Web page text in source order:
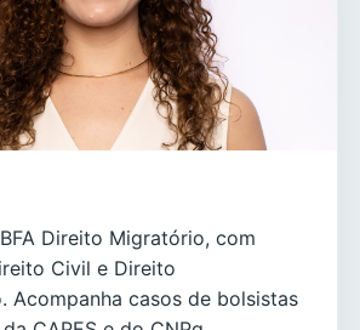
Direito Migratório, com
Civil e Direito
Acompanha casos de bolsistas